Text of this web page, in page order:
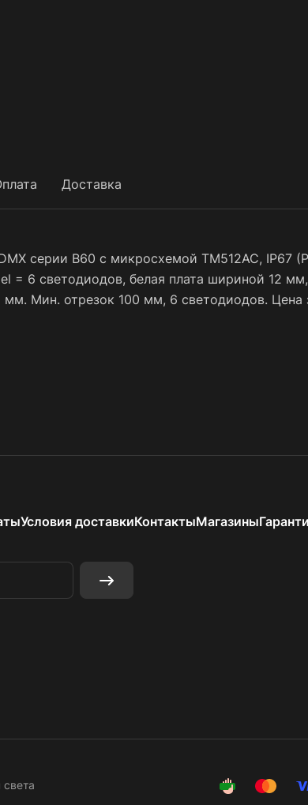
Доставка
серии B60 с микросхемой TM512AC,
= 6 светодиодов, белая плата шириной 12
Мин. отрезок 100 мм, 6 светодиодов. Цена
Условия доставкиКонтактыМагазины